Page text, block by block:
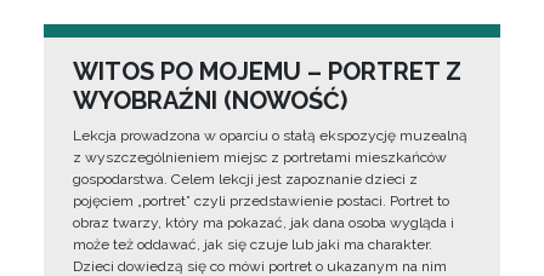
WITOS PO MOJEMU – PORTRET Z
WYOBRAŹNI (NOWOŚĆ)
Lekcja prowadzona w oparciu o stałą ekspozycję muzealną
z wyszczególnieniem miejsc z portretami mieszkańców
gospodarstwa. Celem lekcji jest zapoznanie dzieci z
pojęciem „portret” czyli przedstawienie postaci. Portret to
obraz twarzy, który ma pokazać, jak dana osoba wygląda i
może też oddawać, jak się czuje lub jaki ma charakter.
Dzieci dowiedzą się co mówi portret o ukazanym na nim